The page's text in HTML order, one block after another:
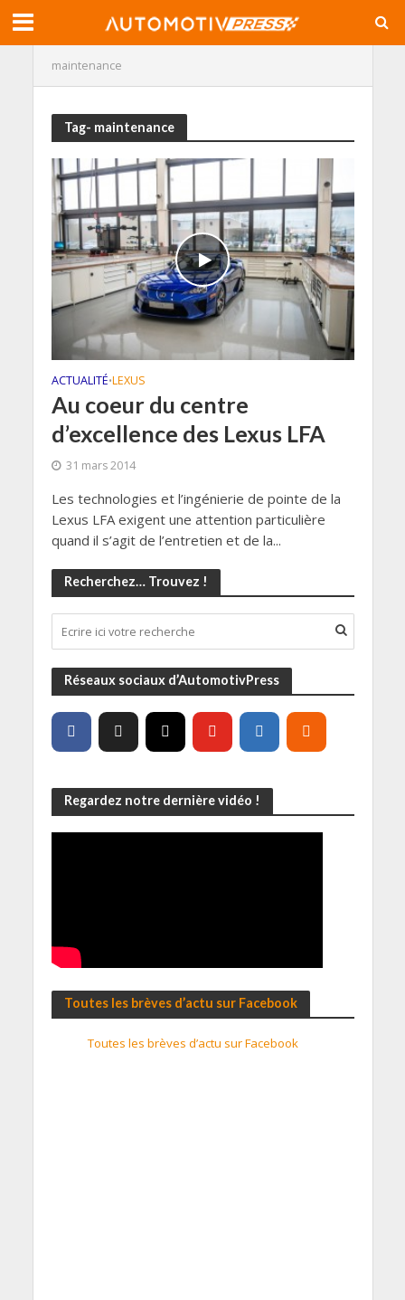
maintenance
Tag- maintenance
ACTUALITÉ•LEXUS
Au coeur du centre
d’excellence des Lexus LFA
31 mars 2014
Les technologies et l’ingénierie de pointe de la
Lexus LFA exigent une attention particulière
quand il s’agit de l’entretien et de la...
Recherchez… Trouvez !
Réseaux sociaux d’AutomotivPress
Regardez notre dernière vidéo !
Toutes les brèves d’actu sur Facebook
Toutes les brèves d’actu sur Facebook